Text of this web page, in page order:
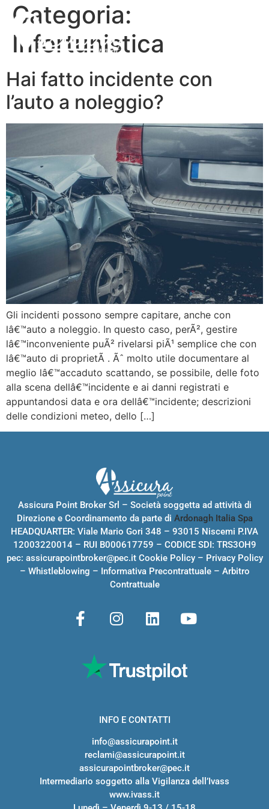
Categoria:
Infortunistica
Hai fatto incidente con
l’auto a noleggio?
Gli incidenti possono sempre capitare, anche con
lâ€™auto a noleggio. In questo caso, perÃ², gestire
lâ€™inconveniente puÃ² rivelarsi piÃ¹ semplice che con
lâ€™auto di proprietÃ . Ãˆ molto utile documentare al
meglio lâ€™accaduto scattando, se possibile, delle foto
alla scena dellâ€™incidente e ai danni registrati e
appuntandosi data e ora dellâ€™incidente; descrizioni
delle condizioni meteo, dello […]
Assicura Point Broker Srl – Società soggetta ad attività di
Direzione e Coordinamento da parte di Ardonagh Italia Spa
HEADQUARTER: Viale Mario Gori 348 – 93015 Niscemi P.IVA
12003220014 – RUI B000617759 – CODICE SDI: TRS3OH9
pec: assicurapointbroker@pec.it Cookie Policy– Privacy Policy
– Whistleblowing – Informativa Precontrattuale– Arbitro
Contrattuale
INFO E CONTATTI
info@assicurapoint.it
reclami@assicurapoint.it
assicurapointbroker@pec.it
Intermediario soggetto alla Vigilanza dell’Ivass
www.ivass.it